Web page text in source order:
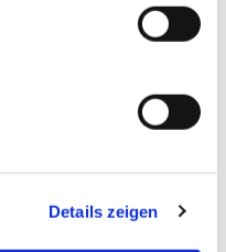
Details zeigen
Spezialtechniken